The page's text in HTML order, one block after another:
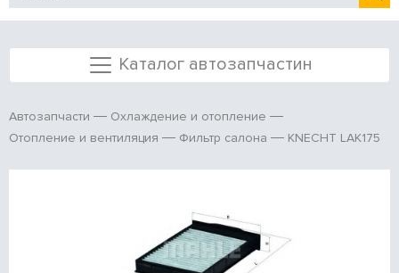
Каталог автозапчастин
Автозапчасти
Охлаждение и отопление
Отопление и вентиляция
Фильтр салона KNECHT LAK175